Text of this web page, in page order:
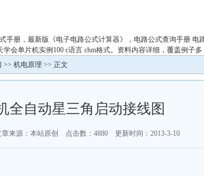
手册，最新版《电子电路公式计算器》，电路公式查询手册 电
会单片机实例100 c语言 chm格式。资料内容详细，覆盖例子多
>> 机电原理 >> 正文
全自动星三角启动接线图
来源：本站原创 点击数： 4880 更新时间：2013-3-10